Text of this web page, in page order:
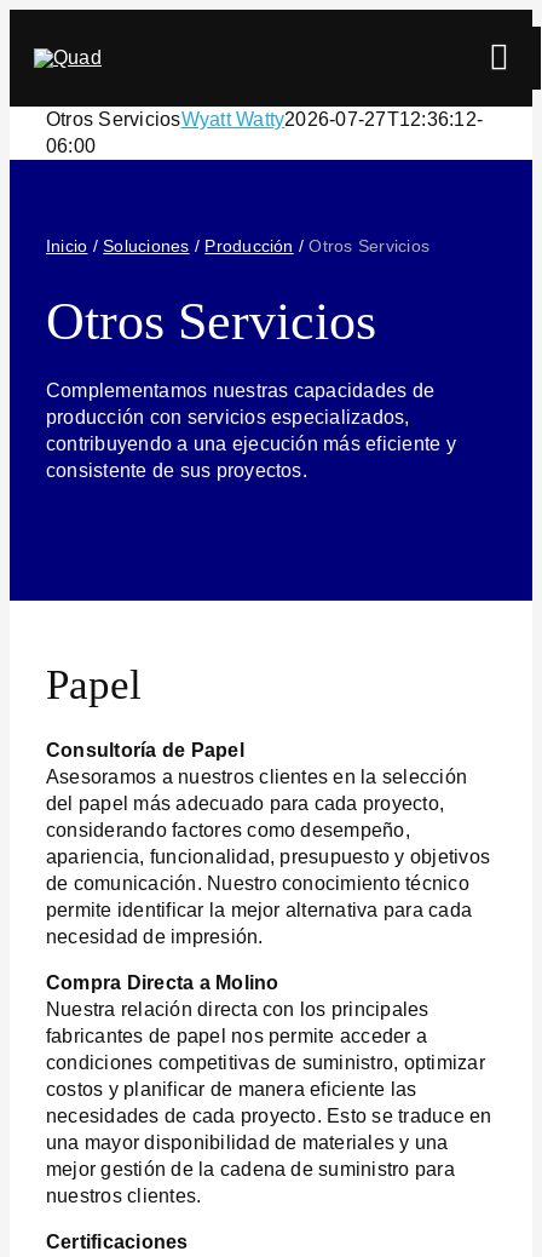
content
Otros ServiciosWyatt Watty2026-07-27T12:36:12-
06:00
Inicio /Soluciones / Producción /Otros Servicios
Otros Servicios
Complementamos nuestras capacidades de
producción con servicios especializados,
contribuyendo a una ejecución más eficiente y
consistente de sus proyectos.
Papel
Consultoría de Papel
Asesoramos a nuestros clientes en la selección
del papel más adecuado para cada proyecto,
considerando factores como desempeño,
apariencia, funcionalidad, presupuesto y objetivos
de comunicación. Nuestro conocimiento técnico
permite identificar la mejor alternativa para cada
necesidad de impresión.
Compra Directa a Molino
Nuestra relación directa con los principales
fabricantes de papel nos permite acceder a
condiciones competitivas de suministro, optimizar
costos y planificar de manera eficiente las
necesidades de cada proyecto. Esto se traduce en
una mayor disponibilidad de materiales y una
mejor gestión de la cadena de suministro para
nuestros clientes.
Certificaciones